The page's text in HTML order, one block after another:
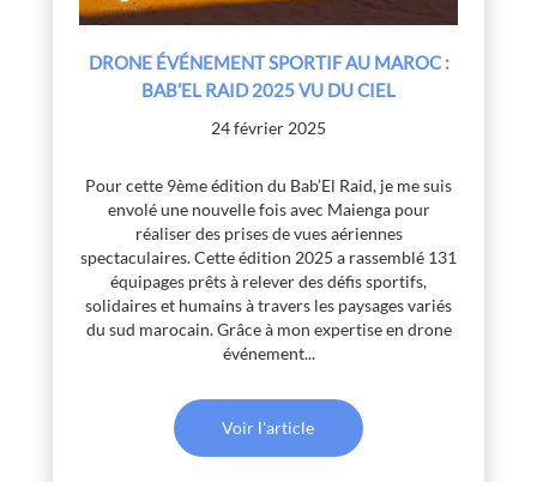
DRONE ÉVÉNEMENT SPORTIF AU MAROC :
BAB’EL RAID 2025 VU DU CIEL
24 février 2025
Pour cette 9ème édition du Bab’El Raid, je me suis
envolé une nouvelle fois avec Maienga pour
réaliser des prises de vues aériennes
spectaculaires. Cette édition 2025 a rassemblé 131
équipages prêts à relever des défis sportifs,
solidaires et humains à travers les paysages variés
du sud marocain. Grâce à mon expertise en drone
événement...
Voir l'article